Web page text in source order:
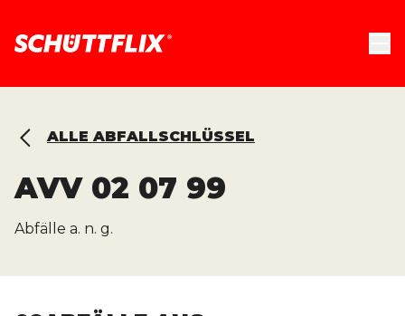
ALLE ABFALLSCHLÜSSEL
AVV 02 07 99
Abfälle a. n. g.